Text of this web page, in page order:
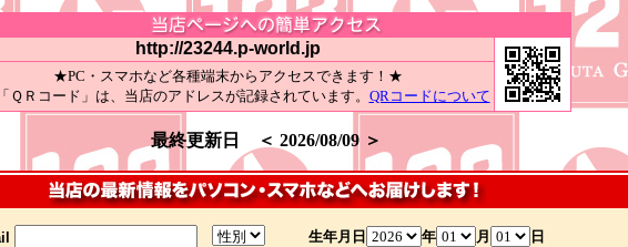
http://23244.p-world.jp
★PC・スマホなど各種端末からアクセスできます！★
ＱＲコード」は、当店のアドレスが記録されています。 QRコードについて
最終更新日 ＜ 2026/08/09 ＞
生年月日 年 月 日